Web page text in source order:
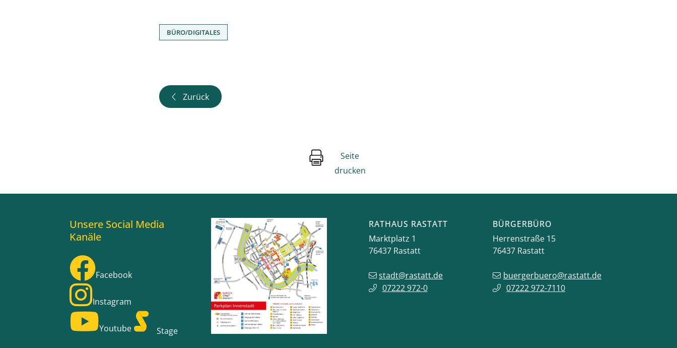
BÜRO/DIGITALES
Zurück
Seite
drucken
Unsere Social Media
Kanäle
Facebook
Instagram
Youtube Stage
RATHAUS RASTATT
Marktplatz 1
76437 Rastatt
stadt@rastatt.de
07222 972-0
BÜRGERBÜRO
Herrenstraße 15
76437 Rastatt
buergerbuero@rastatt.de
07222 972-7110